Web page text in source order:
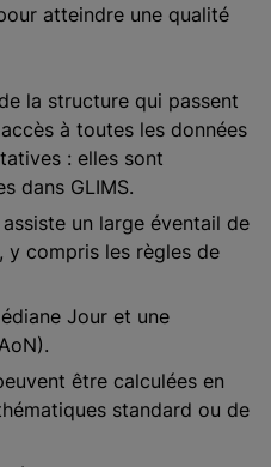
atteindre une qualité
la structure qui passent
à toutes les données
: elles sont
dans GLIMS.
un large éventail de
compris les règles de
Jour et une
être calculées en
standard ou de